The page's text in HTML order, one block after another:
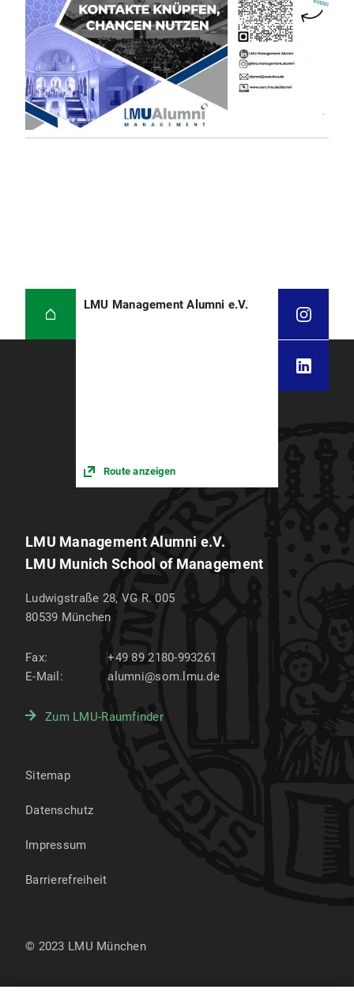
LMU Management Alumni e.V.
Route anzeigen
LMU Management Alumni e.V.
LMU Munich School of Management
Ludwigstraße 28, VG R. 005
80539 München
Fax:
+49 89 2180-993261
E-Mail:
alumni@som.lmu.de
Zum LMU-Raumfinder
Sitemap
Datenschutz
Impressum
Barrierefreiheit
© 2023 LMU München